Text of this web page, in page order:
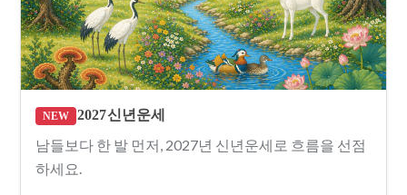
NEW 2027 신년운세
남들보다 한 발 먼저, 2027년 신년운세로 흐름을 선점
하세요.